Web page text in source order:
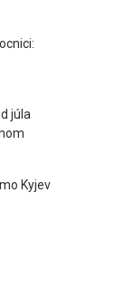
júla
Kyjev